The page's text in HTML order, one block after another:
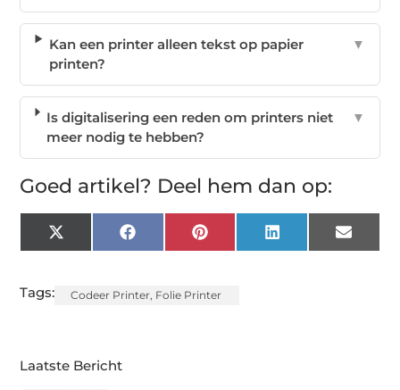
Kan een printer alleen tekst op papier
printen?
▼
Is digitalisering een reden om printers niet
meer nodig te hebben?
▼
Goed artikel? Deel hem dan op:
X
(Twitter)
FacebookPinterest LinkedIn Email
Tags: Codeer Printer Folie Printer
Laatste Bericht